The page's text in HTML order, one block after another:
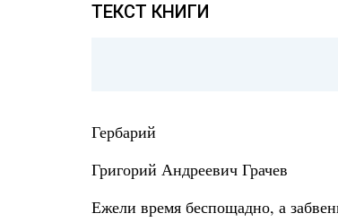
ТЕКСТ КНИГИ
Гербарий
Григорий Андреевич Грачев
Ежели время беспощадно, а